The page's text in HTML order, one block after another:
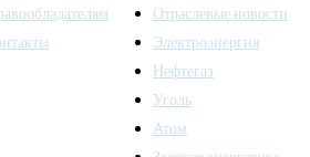
Отраслевые новости
Электроэнергия
Нефтегаз
Уголь
Атом